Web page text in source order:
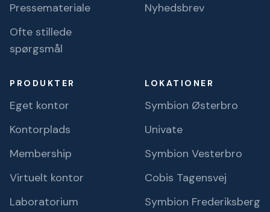
Pressemateriale
Ofte stillede
spørgsmål
Nyhedsbrev
PRODUKTER
Eget kontor
Kontorplads
Membership
Virtuelt kontor
Laboratorium
LOKATIONER
Symbion Østerbro
Univate
Symbion Vesterbro
Cobis Tagensvej
Symbion Frederiksberg